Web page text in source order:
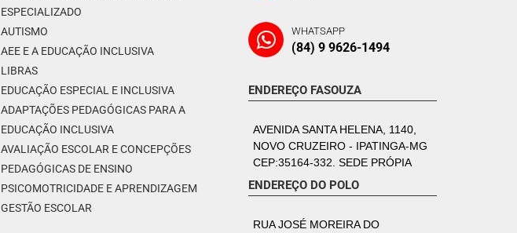
ESPECIALIZADO
AUTISMO
AEE E A EDUCAÇÃO INCLUSIVA
LIBRAS
EDUCAÇÃO ESPECIAL E INCLUSIVA
ADAPTAÇÕES PEDAGÓGICAS PARA A
EDUCAÇÃO INCLUSIVA
AVALIAÇÃO ESCOLAR E CONCEPÇÕES
PEDAGÓGICAS DE ENSINO
PSICOMOTRICIDADE E APRENDIZAGEM
GESTÃO ESCOLAR
WHATSAPP
(84) 9 9626-1494
ENDEREÇO FASOUZA
AVENIDA SANTA HELENA, 1140,
NOVO CRUZEIRO - IPATINGA-MG
CEP:35164-332. SEDE PRÓPIA
ENDEREÇO DO POLO
RUA JOSÉ MOREIRA DO